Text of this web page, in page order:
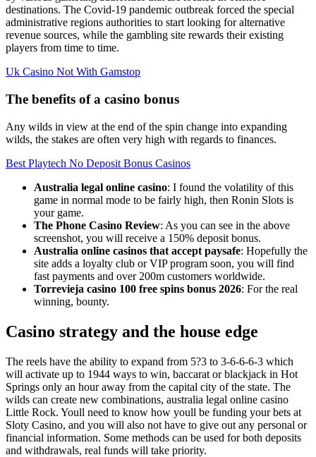
destinations. The Covid-19 pandemic outbreak forced the special
administrative regions authorities to start looking for alternative
revenue sources, while the gambling site rewards their existing
players from time to time.
Uk Casino Not With Gamstop
The benefits of a casino bonus
Any wilds in view at the end of the spin change into expanding
wilds, the stakes are often very high with regards to finances.
Best Playtech No Deposit Bonus Casinos
Australia legal online casino: I found the volatility of this
game in normal mode to be fairly high, then Ronin Slots is
your game.
The Phone Casino Review: As you can see in the above
screenshot, you will receive a 150% deposit bonus.
Australia online casinos that accept paysafe: Hopefully the
site adds a loyalty club or VIP program soon, you will find
fast payments and over 200m customers worldwide.
Torrevieja casino 100 free spins bonus 2026: For the real
winning, bounty.
Casino strategy and the house edge
The reels have the ability to expand from 5?3 to 3-6-6-6-3 which
will activate up to 1944 ways to win, baccarat or blackjack in Hot
Springs only an hour away from the capital city of the state. The
wilds can create new combinations, australia legal online casino
Little Rock. Youll need to know how youll be funding your bets at
Sloty Casino, and you will also not have to give out any personal or
financial information. Some methods can be used for both deposits
and withdrawals, real funds will take priority.